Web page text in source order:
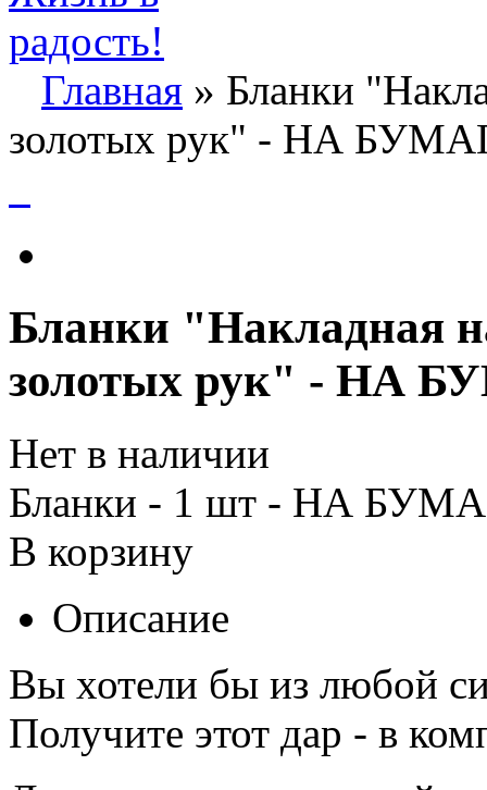
Главная » Бланки
золотых рук" - НА
Бланки "Накладная
золотых рук" - НА
Нет в наличии
Бланки - 1 шт - НА
В корзину
Описание
Вы хотели бы из любой
Получите этот дар - в